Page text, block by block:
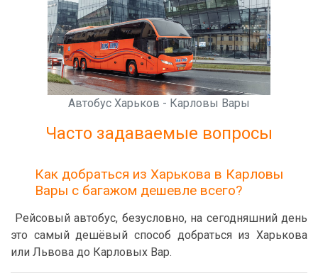
Автобус Харьков - Карловы Вары
Часто задаваемые вопросы
Как добраться из Харькова в Карловы
Вары с багажом дешевле всего?
Рейсовый автобус, безусловно, на сегодняшний день
это самый дешёвый способ добраться из Харькова
или Львова до Карловых Вар.